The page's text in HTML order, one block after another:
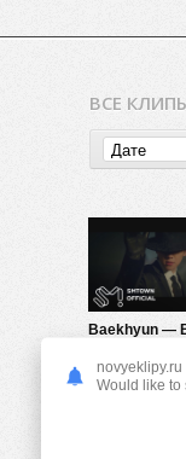
ВСЕ
Baekhyun —
novyeklipy.ru
Would like to